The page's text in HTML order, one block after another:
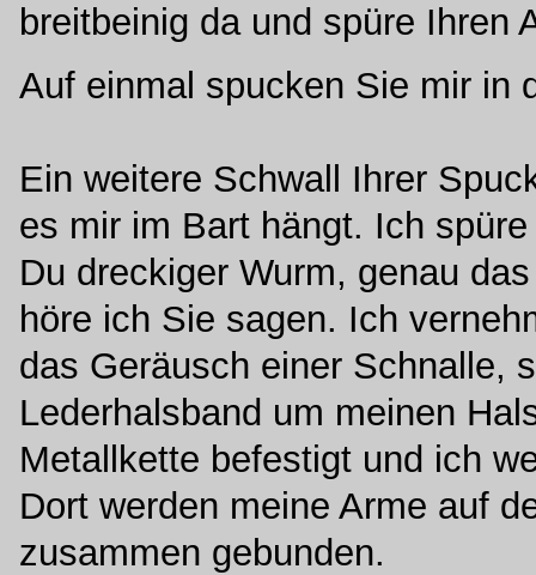
breitbeinig da und spüre Ihren
Auf einmal spucken Sie mir in
Ein weitere Schwall Ihrer
es mir im Bart hängt. Ich
Du dreckiger Wurm, genau
höre ich Sie sagen. Ich
das Geräusch einer Schnalle,
Lederhalsband um meinen
Metallkette befestigt und ich
Dort werden meine Arme auf
zusammen gebunden.